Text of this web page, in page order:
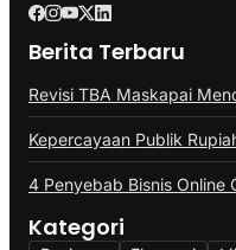
Berita Terbaru
Revisi TBA Maskapai
Kepercayaan Publik
4 Penyebab Bisnis Online
Kategori